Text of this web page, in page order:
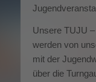
Unsere TUJU
werden von
mit der
über die